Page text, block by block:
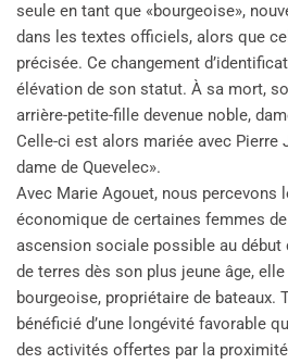
seule en tant que «bourgeoise»,
dans les textes officiels, alors que
précisée. Ce changement
élévation de son statut. À sa mort,
arrière-petite-fille devenue noble,
Celle-ci est alors mariée avec Pierre
dame de Quevelec».
Avec Marie Agouet, nous percevons
économique de certaines femmes
ascension sociale possible au début
de terres dès son plus jeune âge,
bourgeoise, propriétaire de bateaux.
bénéficié d’une longévité favorable
des activités offertes par la